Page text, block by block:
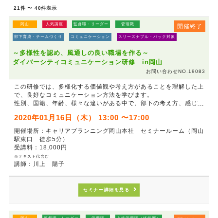
21件 〜 40件表示
開催終了
岡山 人気講座 監督職・リーダー 管理職
部下育成・チームづくり コミュニケーション スリーズナブル・パック対象
～多様性を認め、風通しの良い職場を作る～
ダイバーシティコミュニケーション研修 in岡山
お問い合わせNO.19083
この研修では、多様化する価値観や考え方があることを理解した上
で、良好なコミュニケーション方法を学びます。
性別、国籍、年齢、様々な違いがある中で、部下の考え方、感じ方
ス・バイアス）に気づき、とらわれることなく、職場でのコミュニ
ケーションスキル向上に取り組みます。
※本セミナーは最新の研究結果を踏まえ「～価値観のズレが生むコ
ミュニケーションギャップを解消～ 男女脳差理解によるダイバー
シティコミュニケーション研修」のタイトル・プログラムを改変し
2020年01月16日（木） 13:00 〜17:00
開催場所：キャリアプランニング岡山本社 セミナールーム（岡山
駅東口 徒歩5分）
受講料：18,000円
※テキスト代含む
講師：川上 陽子
セミナー詳細を見る